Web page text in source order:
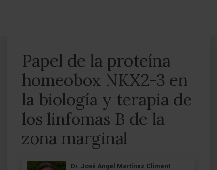
Papel de la proteína
homeobox NKX2-3 en
la biología y terapia de
los linfomas B de la
zona marginal
Dr. José Ángel Martínez Climent